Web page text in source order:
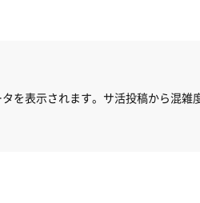
を表示されます。サ活投稿から混雑